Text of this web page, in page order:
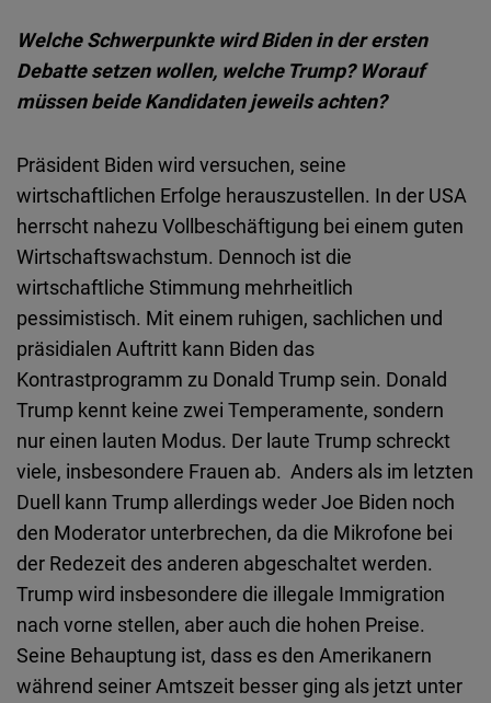
Welche Schwerpunkte wird Biden in der ersten
Debatte setzen wollen, welche Trump? Worauf
müssen beide Kandidaten jeweils achten?
Präsident Biden wird versuchen, seine
wirtschaftlichen Erfolge herauszustellen. In der USA
herrscht nahezu Vollbeschäftigung bei einem guten
Wirtschaftswachstum. Dennoch ist die
wirtschaftliche Stimmung mehrheitlich
pessimistisch. Mit einem ruhigen, sachlichen und
präsidialen Auftritt kann Biden das
Kontrastprogramm zu Donald Trump sein. Donald
Trump kennt keine zwei Temperamente, sondern
nur einen lauten Modus. Der laute Trump schreckt
viele, insbesondere Frauen ab. Anders als im letzten
Duell kann Trump allerdings weder Joe Biden noch
den Moderator unterbrechen, da die Mikrofone bei
der Redezeit des anderen abgeschaltet werden.
Trump wird insbesondere die illegale Immigration
nach vorne stellen, aber auch die hohen Preise.
Seine Behauptung ist, dass es den Amerikanern
während seiner Amtszeit besser ging als jetzt unter